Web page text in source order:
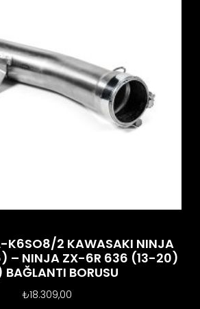
K6SO8/2 KAWASAKI NINJA
– NINJA ZX-6R 636 (13-20)
BAĞLANTI BORUSU
₺18.309,00